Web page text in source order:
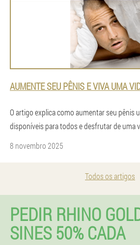
AUMENTE SEU PÊNIS E VIVA UMA
O artigo explica como aumentar seu pênis
disponíveis para todos e desfrutar de uma
8 novembro 2025
Todos os artigos
PEDIR RHINO
SINES 50% CADA